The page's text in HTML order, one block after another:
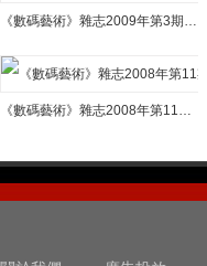
《數碼藝術》雜志2009年第3期預覽
《數碼藝術》雜志2008年第11期預覽